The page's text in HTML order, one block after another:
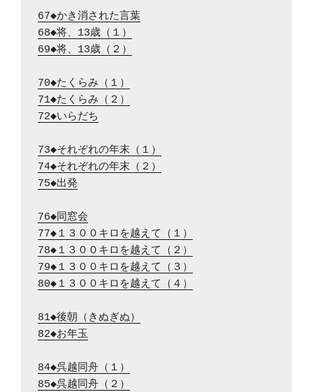
67◆かき消された言葉
68◆将、13歳（１）
69◆将、13歳（２）
70◆たくらみ（１）
71◆たくらみ（２）
72◆いらだち
73◆それぞれの年末（１）
74◆それぞれの年末（２）
75◆出発
76◆同窓会
77◆１３００キロを越えて（１）
78◆１３００キロを越えて（２）
79◆１３００キロを越えて（３）
80◆１３００キロを越えて（４）
81◆後朝（きぬぎぬ）
82◆お年玉
84◆呉越同舟（１）
85◆呉越同舟（２）